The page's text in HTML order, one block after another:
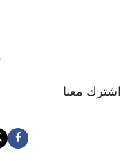
اشترك معنا